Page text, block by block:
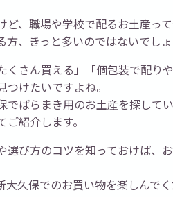
ど、職場や学校で配るお土産っ
、きっと多いのではないでしょ
くさん買える」「個包装で配り
けたいですよね。
でばらまき用のお土産を探してい
ご紹介します。
選び方のコツを知っておけば、
久保でのお買い物を楽しんでく